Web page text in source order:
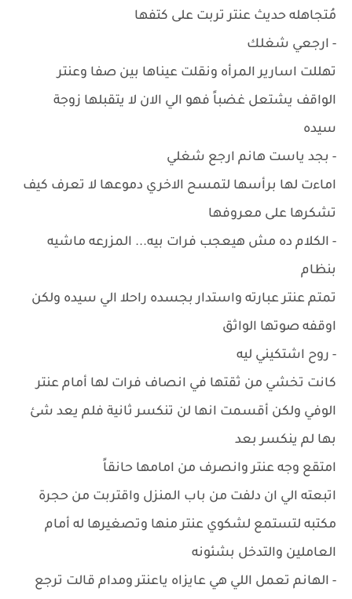
مُتجاهله حديث عنتر تربت على كتفها
- ارجعي شغلك
تهللت اسارير المرأه ونقلت عيناها بين صفا وعنتر
الواقف يشتعل غضباً فهو الي الان لا يتقبلها زوجة
سيده
- بجد ياست هانم ارجع شغلي
اماءت لها برأسها لتمسح الاخري دموعها لا تعرف كيف
تشكرها على معروفها
- الكلام ده مش هيعجب فرات بيه... المزرعه ماشيه
بنظام
تمتم عنتر عبارته واستدار بجسده راحلا الي سيده ولكن
اوقفه صوتها الواثق
- روح اشتكيني ليه
كانت تخشي من ثقتها في انصاف فرات لها أمام عنتر
الوفي ولكن أقسمت انها لن تنكسر ثانية فلم يعد شئ
بها لم ينكسر بعد
امتقع وجه عنتر وانصرف من امامها حانقاً
اتبعته الي ان دلفت من باب المنزل واقتربت من حجرة
مكتبه لتستمع لشكوي عنتر منها وتصغيرها له أمام
العاملين والتدخل بشئونه
- الهانم تعمل اللي هي عايزاه ياعنتر ومدام قالت ترجع